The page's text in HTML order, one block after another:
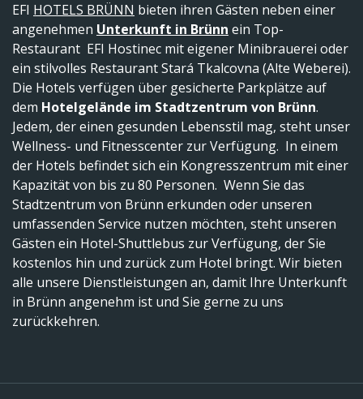
EFI HOTELS BRÜNN bieten ihren Gästen neben einer
angenehmen Unterkunft in Brünn ein Top-
Restaurant EFI Hostinec mit eigener Minibrauerei oder
ein stilvolles Restaurant Stará Tkalcovna (Alte Weberei).
Die Hotels verfügen über gesicherte Parkplätze auf
dem Hotelgelände im Stadtzentrum von Brünn.
Jedem, der einen gesunden Lebensstil mag, steht unser
Wellness- und Fitnesscenter zur Verfügung. In einem
der Hotels befindet sich ein Kongresszentrum mit einer
Kapazität von bis zu 80 Personen. Wenn Sie das
Stadtzentrum von Brünn erkunden oder unseren
umfassenden Service nutzen möchten, steht unseren
Gästen ein Hotel-Shuttlebus zur Verfügung, der Sie
kostenlos hin und zurück zum Hotel bringt. Wir bieten
alle unsere Dienstleistungen an, damit Ihre Unterkunft
in Brünn angenehm ist und Sie gerne zu uns
zurückkehren.